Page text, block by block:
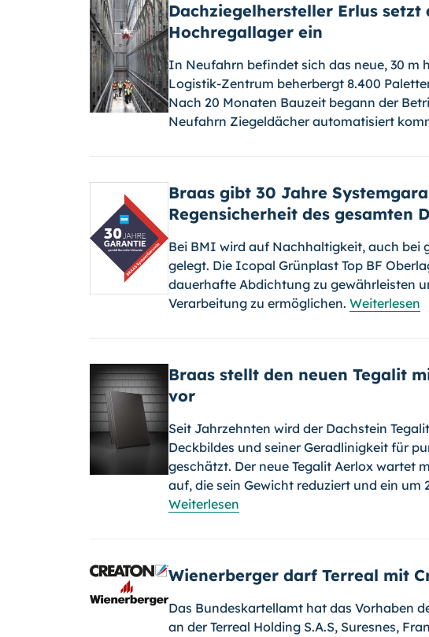
Dachziegelhersteller Erlus
Hochregallager ein
In Neufahrn befindet sich das neue, 30 m
Logistik-Zentrum beherbergt 8.400
Nach 20 Monaten Bauzeit begann der
Neufahrn Ziegeldächer automatisiert
Braas gibt 30 Jahre
Regensicherheit des gesamten
Bei BMI wird auf Nachhaltigkeit, auch bei
gelegt. Die Icopal Grünplast Top BF
dauerhafte Abdichtung zu gewährleisten
Verarbeitung zu ermöglichen. Weiterlesen
Braas stellt den neuen Tegalit
vor
Seit Jahrzehnten wird der Dachstein
Deckbildes und seiner Geradlinigkeit für
geschätzt. Der neue Tegalit Aerlox wartet
auf, die sein Gewicht reduziert und ein um
Weiterlesen
Wienerberger darf Terreal mit
Das Bundeskartellamt hat das Vorhaben
an der Terreal Holding S.A.S, Suresnes,